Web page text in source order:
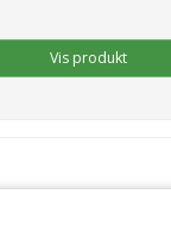
Vis produkt